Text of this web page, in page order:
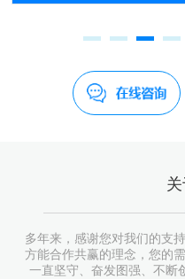
多年来，感谢您对我们的支
方能合作共赢的理念，您的
一直坚守、奋发图强、不断